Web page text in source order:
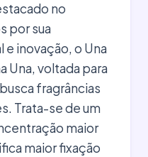
no
por sua
inovação, o Una
Una, voltada para
fragrâncias
Trata-se de um
maior
maior fixação